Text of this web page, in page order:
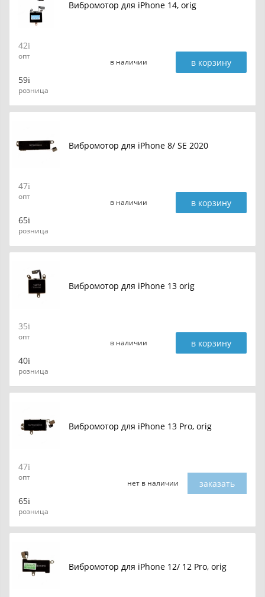
Вибромотор для iPhone 14, orig
42
опт
59
розница
в наличии в корзину
Вибромотор для iPhone 8/ SE 2020
47
опт
65
розница
в наличии в корзину
Вибромотор для iPhone 13 orig
35
опт
40
розница
в наличии в корзину
Вибромотор для iPhone 13 Pro, orig
47
опт
65
розница
нет в наличии заказать
Вибромотор для iPhone 12/ 12 Pro, orig